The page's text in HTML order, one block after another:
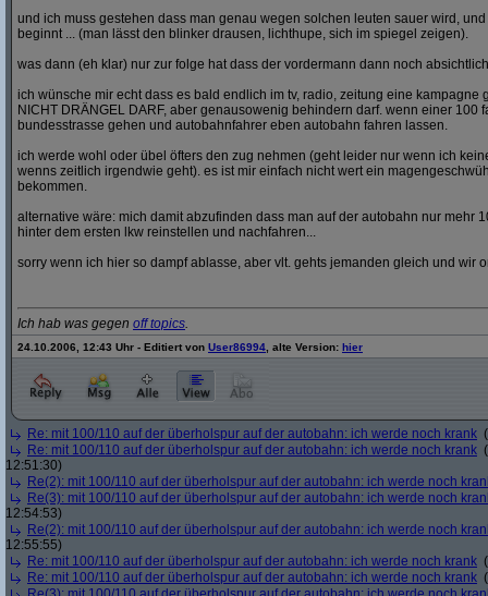
und ich muss gestehen dass man genau wegen solchen leuten sauer wird,
beginnt ... (man lässt den blinker drausen, lichthupe, sich im spiegel zeigen).
was dann (eh klar) nur zur folge hat dass der vordermann dann noch
ich wünsche mir echt dass es bald endlich im tv, radio, zeitung eine kampagne
NICHT DRÄNGEL DARF, aber genausowenig behindern darf. wenn einer 100
bundesstrasse gehen und autobahnfahrer eben autobahn fahren lassen.
ich werde wohl oder übel öfters den zug nehmen (geht leider nur wenn ich
wenns zeitlich irgendwie geht). es ist mir einfach nicht wert ein
bekommen.
alternative wäre: mich damit abzufinden dass man auf der autobahn nur mehr
hinter dem ersten lkw reinstellen und nachfahren...
sorry wenn ich hier so dampf ablasse, aber vlt. gehts jemanden gleich und wir
Ich hab was gegen off topics.
24.10.2006, 12:43 Uhr - Editiert von User86994 , alte Version: hier
Re: mit 100/110 auf der überholspur auf der autobahn: ich werde noch krank (
Re: mit 100/110 auf der überholspur auf der autobahn: ich werde noch krank (
12:51:30)
Re(2): mit 100/110 auf der überholspur auf der autobahn: ich werde noch
Re(3): mit 100/110 auf der überholspur auf der autobahn: ich werde noch
12:54:53)
Re(2): mit 100/110 auf der überholspur auf der autobahn: ich werde noch
12:55:55)
Re: mit 100/110 auf der überholspur auf der autobahn: ich werde noch krank (
Re: mit 100/110 auf der überholspur auf der autobahn: ich werde noch krank (